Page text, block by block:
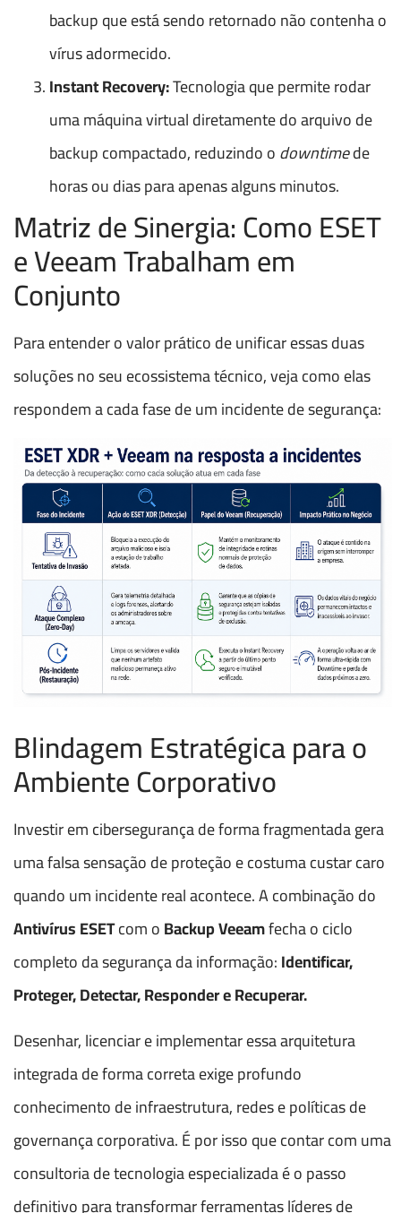
backup que está sendo retornado não contenha o
vírus adormecido.
Instant Recovery:Tecnologia que permite rodar
uma máquina virtual diretamente do arquivo de
backup compactado, reduzindo odowntimede
horas ou dias para apenas alguns minutos.
Matriz de Sinergia: Como ESET
e Veeam Trabalham em
Conjunto
Para entender o valor prático de unificar essas duas
soluções no seu ecossistema técnico, veja como elas
respondem a cada fase de um incidente de segurança:
Blindagem Estratégica para o
Ambiente Corporativo
Investir em cibersegurança de forma fragmentada gera
uma falsa sensação de proteção e costuma custar caro
quando um incidente real acontece. A combinação do
Antivírus ESETcom oBackup Veeamfecha o ciclo
completo da segurança da informação:Identificar,
Proteger, Detectar, Responder e Recuperar.
Desenhar, licenciar e implementar essa arquitetura
integrada de forma correta exige profundo
conhecimento de infraestrutura, redes e políticas de
governança corporativa. É por isso que contar com uma
consultoria de tecnologia especializada é o passo
definitivo para transformar ferramentas líderes de